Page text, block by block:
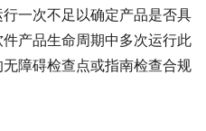
一次不足以确定产品是否具
产品生命周期中多次运行此
障碍检查点或指南检查合规